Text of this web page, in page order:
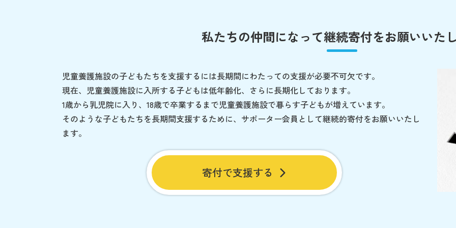
私たちの仲間になって継続寄付をお願いいた
児童養護施設の子どもたちを支援するには長期間にわたっての支援が必要不可欠です。
現在、児童養護施設に入所する子どもは低年齢化、さらに長期化しております。
1歳から乳児院に入り、18歳で卒業するまで児童養護施設で暮らす子どもが増えています。
そのような子どもたちを長期間支援するために、サポーター会員として継続的寄付をお願いいたし
ます。
寄付で支援する